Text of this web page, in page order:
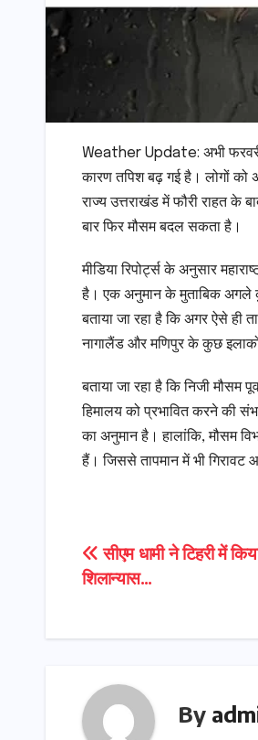
Weather Update: अभी फरवरी
कारण तपिश बढ़ गई है। लोगों को
राज्य उत्तराखंड में फौरी राहत के
बार फिर मौसम बदल सकता है।
मीडिया रिपोर्ट्स के अनुसार
है। एक अनुमान के मुताबिक अगले
बताया जा रहा है कि अगर ऐसे ही
नागालैंड और मणिपुर के कुछ
बताया जा रहा है कि निजी मौसम
हिमालय को प्रभावित करने की
का अनुमान है। हालांकि, मौसम
हैं। जिससे तापमान में भी गिरावट
Post
सीएम धामी ने टिहरी में
शिलान्यास…
By